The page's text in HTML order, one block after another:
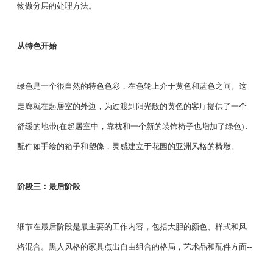
物做分层的处理方法。
从特色开始
绿色是一个很自然的特色色彩，在色轮上介于黄色和蓝色之间。这
走廊就在起居室的外边，为过渡到阳光般的黄色的客厅提供了一个
舒缓的地带(在起居室中，靠枕和一个新的装饰椅子也增加了绿色) .
配件如手绘的箱子和塑像，灵感建立于花园的亚洲风格的椅墩。
阶段三：最后阶段
细节在最后阶段是最主要的工作内容，包括大胆的颜色、样式和风
格混合。黑人风格的家具点出自由组合的格局，艺术品和配件方面--